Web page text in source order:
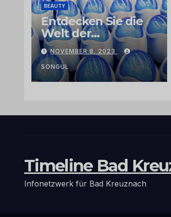
BEAUTY
Entdecken Sie die
Welt der
Exklusivität:
Arganöl,
Kaktusfeigenkernöl
und
vertrauenswürdige
NOVEMBER 8, 2023
SONGUL
Timeline Bad
Infonetzwerk für Bad Kreuznach